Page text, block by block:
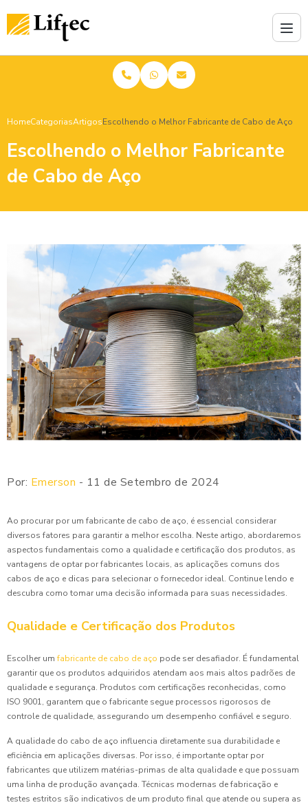
HomeCategoriasArtigosEscolhendo o Melhor Fabricante de Cabo de Aço
Escolhendo o Melhor Fabricante
de Cabo de Aço
Por: Emerson - 11 de Setembro de 2024
Ao procurar por um fabricante de cabo de aço, é essencial considerar
diversos fatores para garantir a melhor escolha. Neste artigo, abordaremos
aspectos fundamentais como a qualidade e certificação dos produtos, as
vantagens de optar por fabricantes locais, as aplicações comuns dos
cabos de aço e dicas para selecionar o fornecedor ideal. Continue lendo e
descubra como tomar uma decisão informada para suas necessidades.
Qualidade e Certificação dos Produtos
Escolher um fabricante de cabo de aço pode ser desafiador. É fundamental
garantir que os produtos adquiridos atendam aos mais altos padrões de
qualidade e segurança. Produtos com certificações reconhecidas, como
ISO 9001, garantem que o fabricante segue processos rigorosos de
controle de qualidade, assegurando um desempenho confiável e seguro.
A qualidade do cabo de aço influencia diretamente sua durabilidade e
eficiência em aplicações diversas. Por isso, é importante optar por
fabricantes que utilizem matérias-primas de alta qualidade e que possuam
uma linha de produção avançada. Técnicas modernas de fabricação e
testes estritos são indicativos de um produto final que atende ou supera as